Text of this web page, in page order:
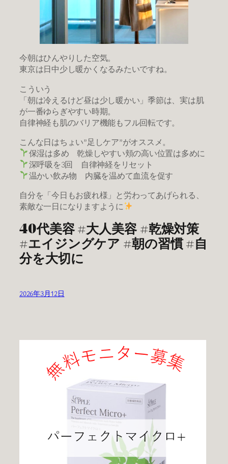
今朝はひんやりした空気。
東京は日中少し暖かくなるみたいですね。
こういう
「朝は冷えるけど昼は少し暖かい」季節は、実は肌
が一番ゆらぎやすい時期。
自律神経も肌のバリア機能もフル回転です。
こんな日はちょい”足しケア”がオススメ。
保湿は多め 乾燥しやすい頬の高い位置は多めに
深呼吸を3回 自律神経をリセット
温かい飲み物 内臓を温めて血流を促す
自分を「今日もお疲れ様」と労わってあげられる、
素敵な一日になりますように
40代美容 #大人美容 #乾燥対策
#エイジングケア #朝の習慣 #自
分を大切に
2026年3月12日